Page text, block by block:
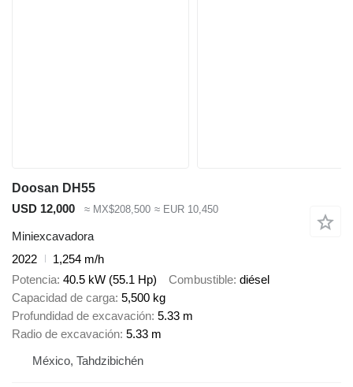
Doosan DH55
USD 12,000
≈ MX$208,500 ≈ EUR 10,450
Miniexcavadora
2022
1,254 m/h
Potencia 40.5 kW (55.1 Hp) Combustible diésel
Capacidad de carga 5,500 kg
Profundidad de excavación 5.33 m
Radio de excavación 5.33 m
México, Tahdzibichén